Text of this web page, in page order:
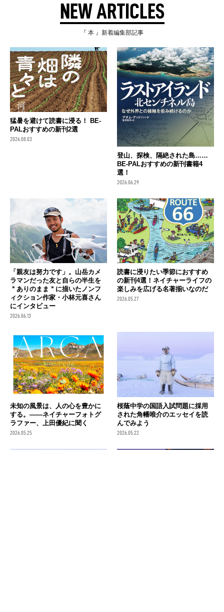
NEW ARTICLES
『 本 』新着編集部記事
猛暑を避けて読書に浸る！ BE-
PALおすすめの新刊2選
2026.08.03
登山、探検、隔絶された島……
BE-PALおすすめの新刊書籍4
選！
2026.06.29
「親友は努力です」。山岳カメ
ラマンだった友と自らの半生を
＂ありのまま＂に描いたノンフ
ィクション作家・小林元喜さん
にインタビュー
2026.06.13
読書に浸りたい季節におすすめ
の新刊4選！ネイチャーライフの
楽しみを広げる名著揃いなのだ
2026.05.27
未知の風景は、人の心を豊かに
する。――ネイチャーフォトグ
ラファー、上田優紀に聞く
2026.05.25
桜蔭中学の国語入試問題に採用
された角幡唯介のエッセイを読
んでみよう
2026.05.22